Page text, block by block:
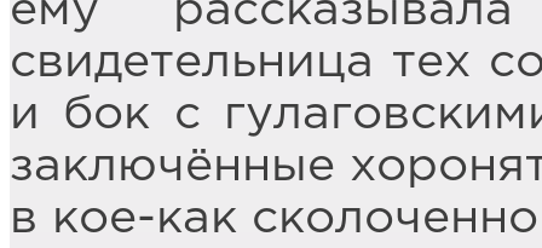
ему
свидетельница тех
и бок с
заключённые
в кое-как